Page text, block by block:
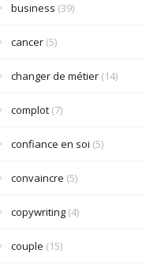
business (39)
cancer(5)
changer de métier(14)
complot(7)
confiance en soi (5)
convaincre (5)
copywriting(4)
couple (15)